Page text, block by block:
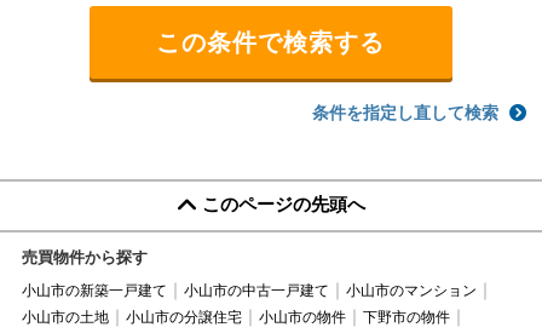
条件を指定し直して検索
このページの先頭へ
売買物件から探す
小山市の新築一戸建て 小山市の中古一戸建て
小山市のマンション
小山市の土地
小山市の分譲住宅 小山市の物件
下野市の物件